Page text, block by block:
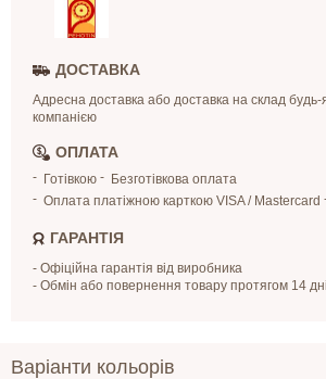
ДОСТАВКА
Адресна доставка або доставка на склад будь-
компанією
ОПЛАТА
Готівкою
Безготівкова оплата
Оплата платіжною карткою VISA / Mastercard
ГАРАНТІЯ
- Офіційна гарантія від виробника
- Обмін або повернення товару протягом 14
Варіанти кольорів